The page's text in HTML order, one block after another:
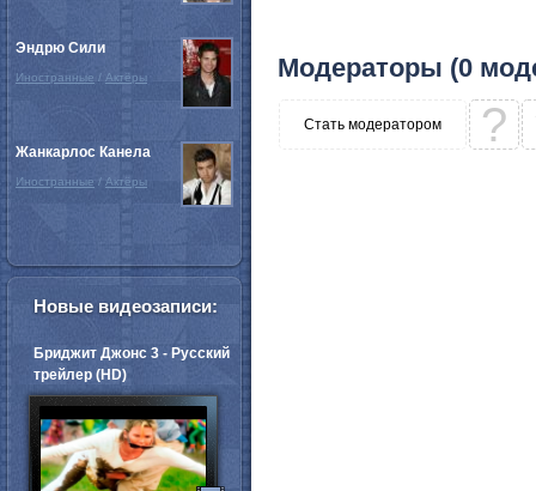
Модераторы (0
Стать модератором ?
Эндрю Сили
Иностранные / Актёры
Жанкарлос Канела
Иностранные / Актёры
Новые видеозаписи:
Бриджит Джонс 3 - Русский
трейлер (HD)